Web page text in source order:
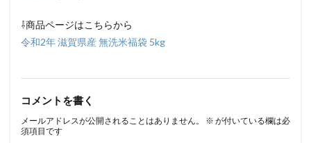
⇩商品ページはこちらから
令和2年 滋賀県産 無洗米福袋 5kg
コメントを書く
メールアドレスが公開されることはありません。 ※ が付いている欄は必
須項目です